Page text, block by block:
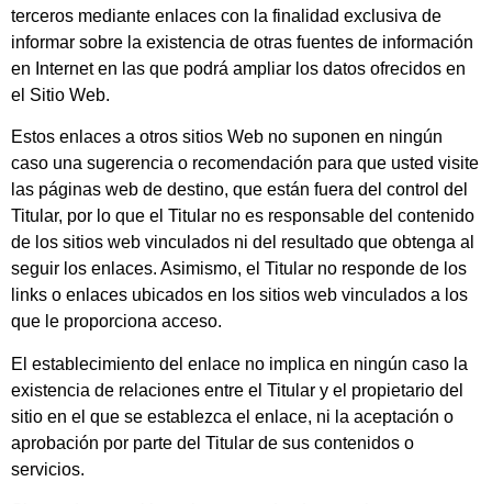
terceros mediante enlaces con la finalidad exclusiva de
informar sobre la existencia de otras fuentes de información
en Internet en las que podrá ampliar los datos ofrecidos en
el Sitio Web.
Estos enlaces a otros sitios Web no suponen en ningún
caso una sugerencia o recomendación para que usted visite
las páginas web de destino, que están fuera del control del
Titular, por lo que el Titular no es responsable del contenido
de los sitios web vinculados ni del resultado que obtenga al
seguir los enlaces. Asimismo, el Titular no responde de los
links o enlaces ubicados en los sitios web vinculados a los
que le proporciona acceso.
El establecimiento del enlace no implica en ningún caso la
existencia de relaciones entre el Titular y el propietario del
sitio en el que se establezca el enlace, ni la aceptación o
aprobación por parte del Titular de sus contenidos o
servicios.